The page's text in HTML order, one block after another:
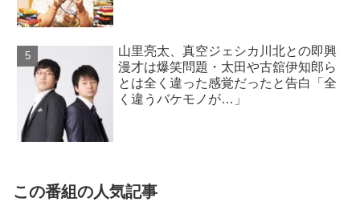
山里亮太、真空ジェシカ川北との即興
漫才は爆笑問題・太田や古舘伊知郎ら
とは全く違った感覚だったと告白「全
く違うバケモノが…」
この番組の人気記事